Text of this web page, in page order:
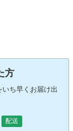
方
ち早くお届け出
配送